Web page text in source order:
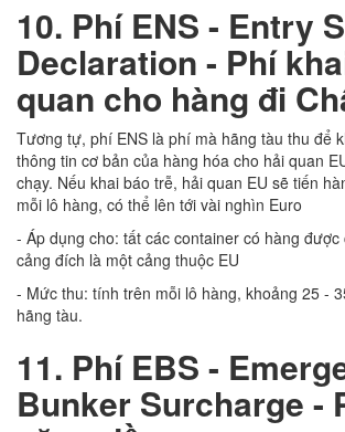
10. Phí ENS - Entry
Declaration - Phí
quan cho hàng đi
Tương tự, phí ENS là phí mà hãng tàu thu để
thông tin cơ bản của hàng hóa cho hải quan
chạy. Nếu khai báo trễ, hải quan EU sẽ tiến
mỗi lô hàng, có thể lên tới vài nghìn Euro
- Áp dụng cho: tất các container có hàng được
cảng đích là một cảng thuộc EU
- Mức thu: tính trên mỗi lô hàng, khoảng 25 -
hãng tàu.
11. Phí EBS -
Bunker Surcharge -